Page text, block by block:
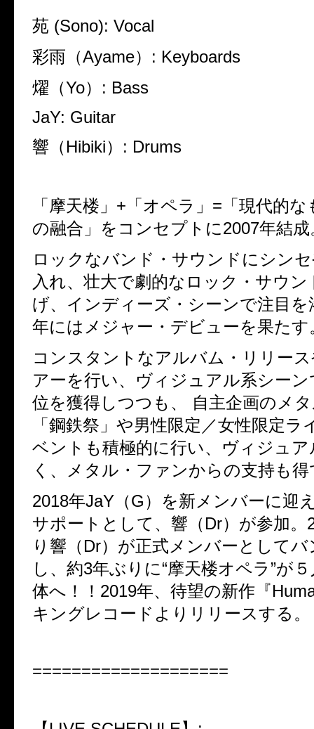
苑 (Sono): Vocal
彩雨（Ayame） : Keyboards
燿（Yo） : Bass
JaY: Guitar
響（Hibiki） : Drums
「摩天楼」 + 「オペラ」 = 「現代的
の融合」をコンセプトに2007年結成
ロックなバンド・サウンドにシン
入れ、壮大で劇的なロック・サウン
げ、インディーズ・シーンで注目を
年にはメジャー・デビューを果たす
コンスタントなアルバム・リリー
アーを行い、ヴィジュアル系シー
位を獲得しつつも、 自主企画のメ
「鋼鉄祭」や男性限定／女性限定ラ
ベントも積極的に行い、ヴィジュ
く、メタル・ファンからの支持も
2018年JaY （G）を新メンバーに迎
サポートとして、響（Dr）が参加。
り響（Dr）が正式メンバーとして
し、約3年ぶりに“摩天楼オペラ ”が
体へ！！ 2019年、待望の新作『
キングレコードよりリリースする。
====================